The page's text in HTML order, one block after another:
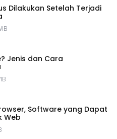
Dilakukan Setelah Terjadi
Jenis dan Cara
Software yang Dapat
Web